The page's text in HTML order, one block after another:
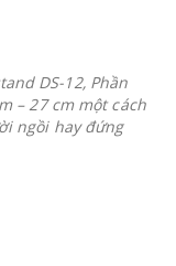
DS-12, Phần
– 27 cm một cách
ngồi hay đứng